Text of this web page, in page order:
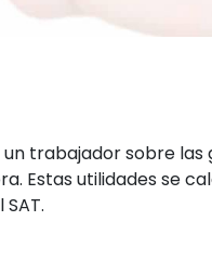
trabajador sobre las
Estas utilidades se